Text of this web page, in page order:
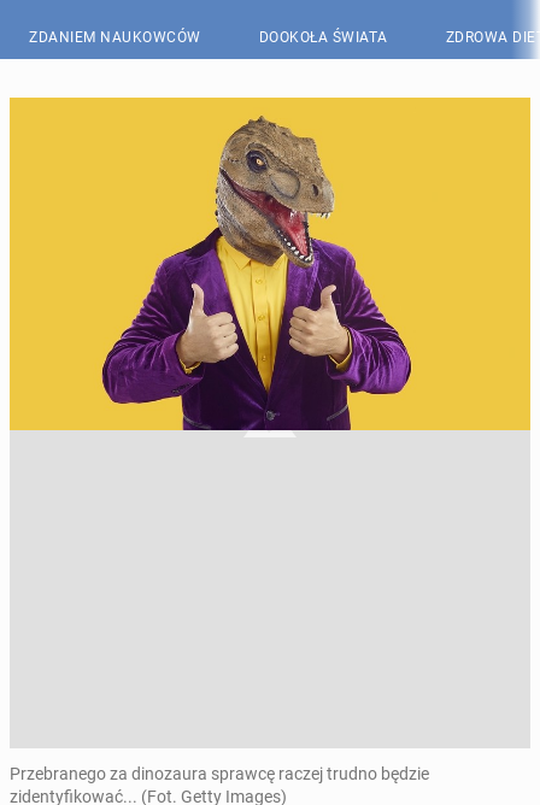
ZDANIEM NAUKOWCÓW DOOKOŁA ŚWIATA ZDROWA
Przebranego za dinozaura sprawcę raczej trudno będzie
zidentyfikować... (Fot. Getty Images)